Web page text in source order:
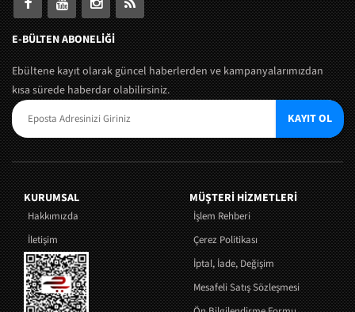
E-BÜLTEN ABONELİĞİ
Ebültene kayıt olarak güncel haberlerden ve kampanyalarımızdan
kısa sürede haberdar olabilirsiniz.
KAYIT OL
KURUMSAL
Hakkımızda
İletişim
MÜŞTERI HIZMETLERI
İşlem Rehberi
Çerez Politikası
İptal, İade, Değişim
Mesafeli Satış Sözleşmesi